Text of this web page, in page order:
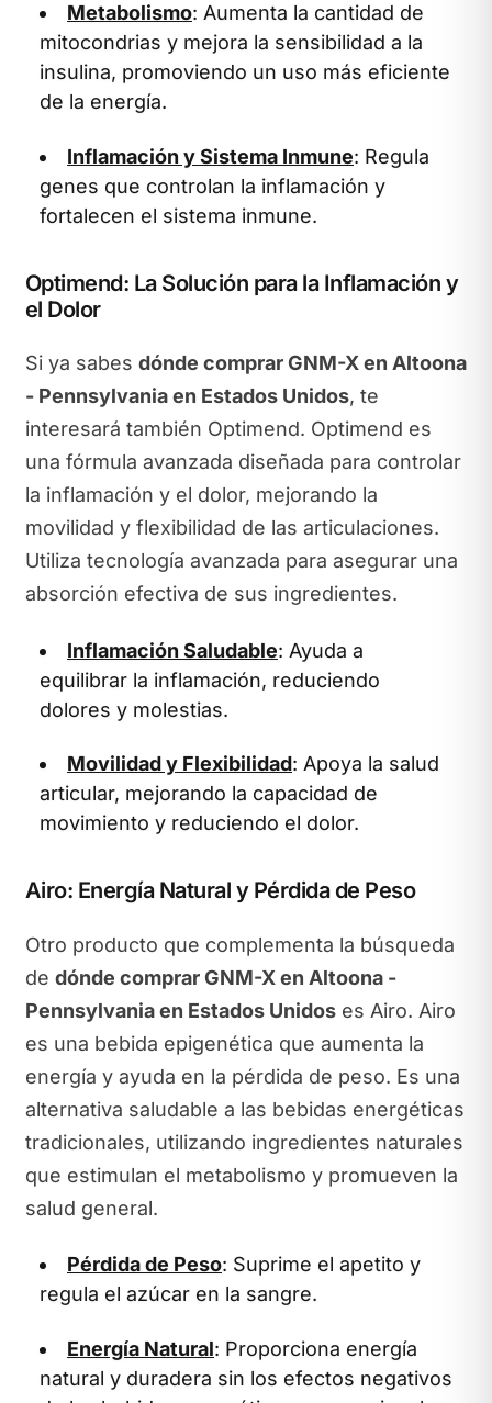
Metabolismo: Aumenta la cantidad de
mitocondrias y mejora la sensibilidad a la
insulina, promoviendo un uso más eficiente
de la energía.
Inflamación y Sistema Inmune: Regula
genes que controlan la inflamación y
fortalecen el sistema inmune.
Optimend: La Solución para la Inflamación y
el Dolor
Si ya sabes dónde comprar GNM-X en Altoona
- Pennsylvania en Estados Unidos, te
interesará también Optimend. Optimend es
una fórmula avanzada diseñada para controlar
la inflamación y el dolor, mejorando la
movilidad y flexibilidad de las articulaciones.
Utiliza tecnología avanzada para asegurar una
absorción efectiva de sus ingredientes.
Inflamación Saludable: Ayuda a
equilibrar la inflamación, reduciendo
dolores y molestias.
Movilidad y Flexibilidad: Apoya la salud
articular, mejorando la capacidad de
movimiento y reduciendo el dolor.
Airo: Energía Natural y Pérdida de Peso
Otro producto que complementa la búsqueda
de dónde comprar GNM-X en Altoona -
Pennsylvania en Estados Unidoses Airo. Airo
es una bebida epigenética que aumenta la
energía y ayuda en la pérdida de peso. Es una
alternativa saludable a las bebidas energéticas
tradicionales, utilizando ingredientes naturales
que estimulan el metabolismo y promueven la
salud general.
Pérdida de Peso: Suprime el apetito y
regula el azúcar en la sangre.
Energía Natural: Proporciona energía
natural y duradera sin los efectos negativos